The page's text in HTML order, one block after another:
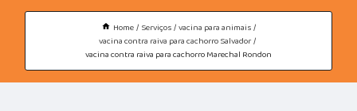
Home Serviços vacina para animais
vacina contra raiva para cachorro Salvador
vacina contra raiva para cachorro Marechal Rondon